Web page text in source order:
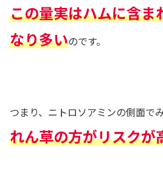
この量実はハムに含ま
なり多いのです。
つまり、ニトロソアミンの側面で
れん草の方がリスクが